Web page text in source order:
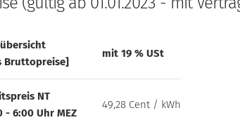
Bruttopreise]
mit 19 % USt
NT
- 6:00 Uhr MEZ
49,28 Cent / kWh